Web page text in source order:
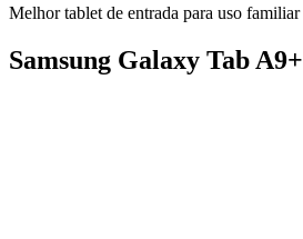
Melhor tablet de entrada para uso familiar
Samsung Galaxy Tab A9+